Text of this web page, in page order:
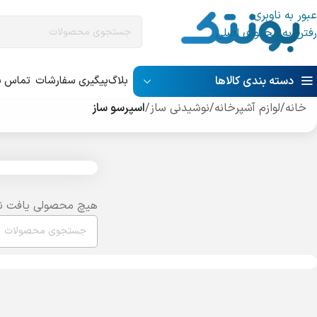
عبور به ناوبری
رفتن به محتوای اصلی
دسته بندی کالاها بلاگپیگیری سفارشات تماس
خانه/لوازم آشپرخانه/نوشیدنی ساز/اسپرسو ساز
هیچ محصولی یافت